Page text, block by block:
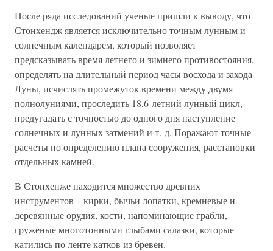
После ряда исследований ученые пришли к выводу, что
Стонхендж является исключительно точным лунным и
солнечным календарем, который позволяет
предсказывать время летнего и зимнего противостояния,
определять на длительный период часы восхода и захода
Луны, исчислять промежуток времени между двумя
полнолуниями, проследить 18,6-летний лунный цикл,
предугадать с точностью до одного дня наступление
солнечных и лунных затмений и т. д. Поражают точные
расчеты по определению плана сооружения, расстановки
отдельных камней.
В Стонхенже находится множество древних
инструментов – кирки, бычьи лопатки, кремневые и
деревянные орудия, кости, напоминающие грабли,
груженые многотонными глыбами салазки, которые
катились по ленте катков из бревен.